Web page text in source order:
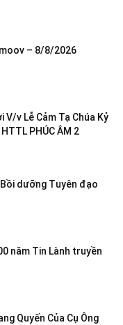
– 8/8/2026
v Lễ Cảm Tạ Chúa Kỷ
PHÚC ÂM 2
dưỡng Tuyên đạo
năm Tin Lành truyền
Quyến Của Cụ Ông